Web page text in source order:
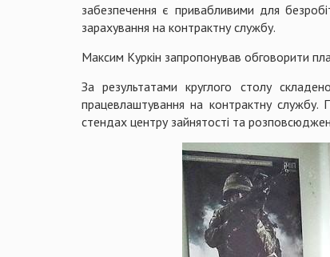
забезпечення є привабливими для
зарахування на контрактну службу.
Максим Куркін запропонував обговорити
За результатами круглого столу
працевлаштування на контрактну службу.
стендах центру зайнятості та